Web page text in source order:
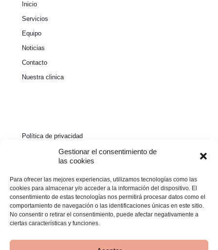
Gestionar el consentimiento de
las cookies
Para ofrecer las mejores experiencias, utilizamos tecnologías como las
cookies para almacenar y/o acceder a la información del dispositivo. El
consentimiento de estas tecnologías nos permitirá procesar datos como el
comportamiento de navegación o las identificaciones únicas en este sitio.
No consentir o retirar el consentimiento, puede afectar negativamente a
ciertas características y funciones.
Inicio
Servicios
Equipo
Noticias
Contacto
Nuestra clinica
Política de privacidad
Política de cookies
Declaración de accesibilidad